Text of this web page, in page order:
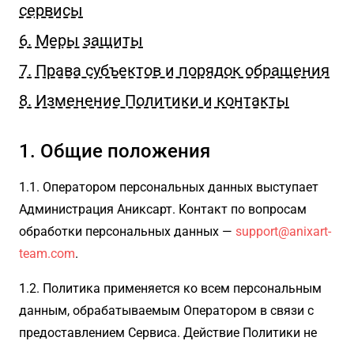
сервисы
6. Меры защиты
7. Права субъектов и порядок обращения
8. Изменение Политики и контакты
1. Общие положения
1.1. Оператором персональных данных выступает
Администрация Аниксарт. Контакт по вопросам
обработки персональных данных — support@anixart-
team.com.
1.2. Политика применяется ко всем персональным
данным, обрабатываемым Оператором в связи с
предоставлением Сервиса. Действие Политики не